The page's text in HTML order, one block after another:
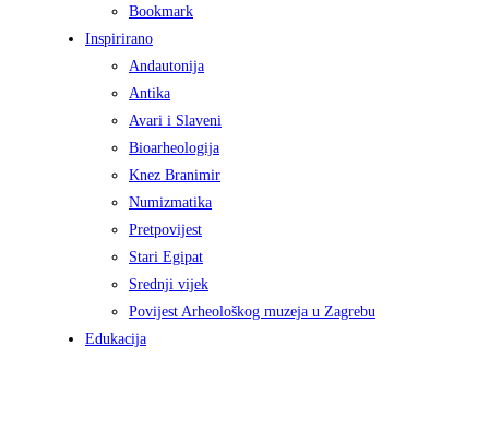
Bookmark
Inspirirano
Andautonija
Antika
Avari i Slaveni
Bioarheologija
Knez Branimir
Numizmatika
Pretpovijest
Stari Egipat
Srednji vijek
Povijest Arheološkog muzeja u Zagrebu
Edukacija